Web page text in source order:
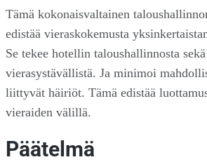
Tämä kokonaisvaltainen
edistää vieraskokemusta
Se tekee hotellin taloushallinnosta
vierasystävällistä. Ja minimoi
liittyvät häiriöt. Tämä edistää
vieraiden välillä.
Päätelmä